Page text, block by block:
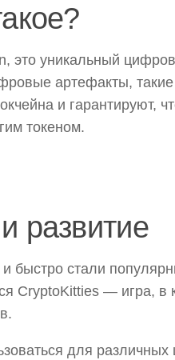
это уникальный
артефакты,
и гарантируют,
токеном.
развитие
и быстро стали
CryptoKitties — игра, в
для